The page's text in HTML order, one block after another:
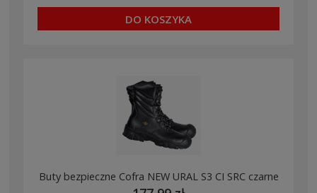
DO KOSZYKA
Buty bezpieczne Cofra NEW URAL S3 CI SRC czarne